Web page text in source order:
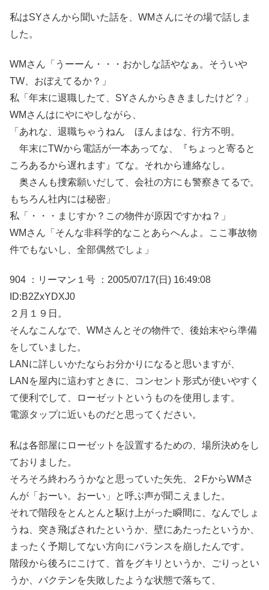
私はSYさんから聞いた話を、WMさんにその場で話しま
した。
WMさん「うーーん・・・おかしな話やなぁ。そういや
TW、おぼえてるか？」
私「年末に退職したて、SYさんからききましたけど？」
WMさんはにやにやしながら、
「あれな、退職ちゃうねん ほんまはな、行方不明。
年末にTWから電話が一本あってな、『ちょっと寄ると
ころあるから遅れます』てな。それから連絡なし。
奥さんも捜索願いだして、会社の方にも警察きてるで。
もちろん社内には秘密」
私「・・・まじすか？この物件が原因ですかね？」
WMさん「そんな非科学的なことあらへんよ。ここ事故物
件でもないし、全部偶然でしょ」
904 ：リーマン１号 ：2005/07/17(日) 16:49:08
ID:B2ZxYDXJ0
２月１９日。
そんなこんなで、WMさんとその物件で、後始末やら準備
をしていました。
LANに詳しいかたならお分かりになると思いますが、
LANを屋内に這わすときに、コンセント形式が使いやすく
て便利でして、ローゼットというものを使用します。
電源タップに近いものだと思ってください。
私は各部屋にローゼットを設置するための、場所決めをし
ておりました。
そろそろ終わろうかなと思っていた矢先、２FからWMさ
んが「おーい。おーい」と呼ぶ声が聞こえました。
それで階段をとんとんと駆け上がった瞬間に、なんでしょ
うね、突き飛ばされたというか、壁にあたったというか、
まったく予期してない方向にバランスを崩したんです。
階段から後ろにこけて、首をグキリというか、ごりっとい
うか、バクテンを失敗したような状態で落ちて、